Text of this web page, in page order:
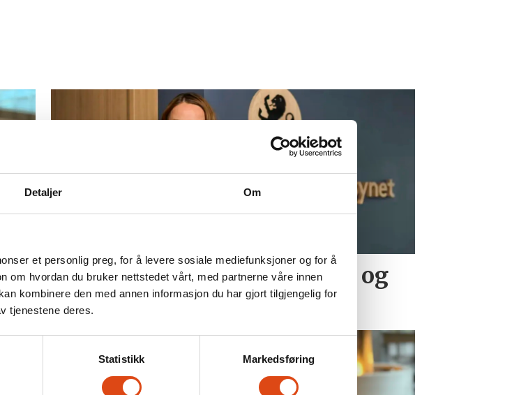
Detaljer Om
et personlig preg, for å levere sosiale mediefunksjoner og for å
om hvordan du bruker nettstedet vårt, med partnerne våre innen
kombinere den med annen informasjon du har gjort tilgjengelig for
tjenestene deres.
Statistikk Markedsføring
Over 1300 skadet etter vold og
trusler på jobb